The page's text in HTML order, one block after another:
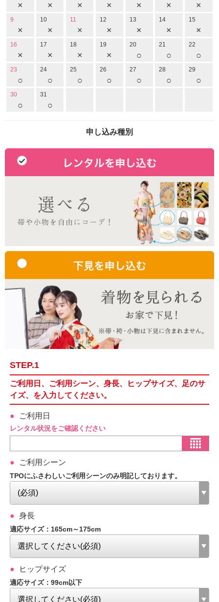
× × × × × × ×
9
×
10
×
11
×
12
×
13
×
14
×
15
×
16
×
17
×
18
×
19
×
20
○
21
○
22
○
23
○
24
○
25
○
26
○
27
○
28
○
29
○
30
○
31
○
申し込み種別
STEP.1
ご利用日、ご利用シーン、身長、ヒップサイズ、足のサ
イズ、を入力してください。
ご利用日
レンタル状況をご確認ください
ご利用シーン
TPOにふさわしいご利用シーンのみ明記しております。
身長
適応サイズ：165cm～175cm
ヒップサイズ
適応サイズ：99cm以下